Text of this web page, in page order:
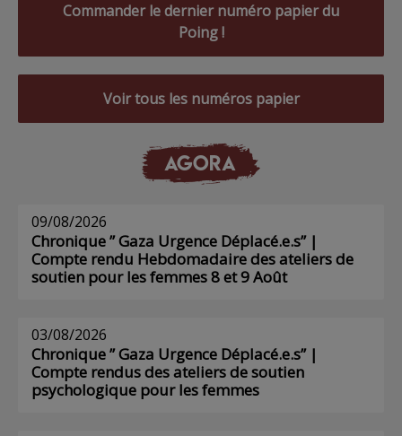
Commander le dernier numéro papier du
Poing !
Voir tous les numéros papier
AGORA
09/08/2026
Chronique ” Gaza Urgence Déplacé.e.s” |
Compte rendu Hebdomadaire des ateliers de
soutien pour les femmes 8 et 9 Août
03/08/2026
Chronique ” Gaza Urgence Déplacé.e.s” |
Compte rendus des ateliers de soutien
psychologique pour les femmes